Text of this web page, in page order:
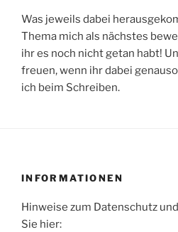
Was jeweils dabei
Thema mich als nächstes
ihr es noch nicht getan habt!
freuen, wenn ihr dabei
ich beim Schreiben.
INFORMATIONEN
Hinweise zum Datenschutz
Sie hier: